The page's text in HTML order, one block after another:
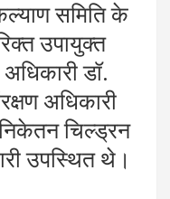
समिति के
उपायुक्त
डॉ.
अधिकारी
चिल्ड्रन
उपस्थित थे।